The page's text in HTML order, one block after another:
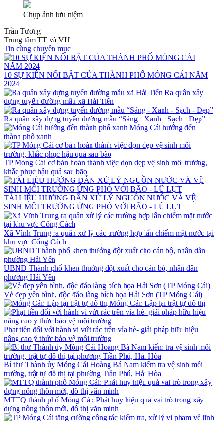
Chụp ảnh lưu niệm
Trần Tương
Trung tâm TT và VH
Tin cùng chuyên mục
10 SỰ KIỆN NỔI BẬT CỦA THÀNH PHỐ MÓNG CÁI NĂM
2024
Ra quân xây
dựng tuyến đường mẫu xã Hải Tiến
Ra quân xây dựng tuyến đường mẫu “Sáng - Xanh - Sạch - Đẹp”
Móng Cái hướng đến
thành phố xanh
TP Móng Cái cơ bản hoàn thành việc dọn dẹp vệ sinh môi trường,
khắc phục hậu quả sau bão
TÀI LIỆU HƯỚNG DẪN XỬ LÝ NGUỒN NƯỚC VÀ VỆ
SINH MÔI TRƯỜNG ỨNG PHÓ VỚI BÃO - LŨ LỤT
Xã Vĩnh Trung ra quân xử lý các trường hợp lấn chiếm mặt nước tại
khu vực Cống Cách
UBND Thành phố khen thưởng đột xuất cho cán bộ, nhân dân
phường Hải Yên
Vẻ đẹp yên bình, độc đáo làng bích họa Hải Sơn (TP Móng Cái)
Móng Cái: Lập lại trật tự đô thị
Phạt tiền đối với hành vi vứt rác trên vỉa hè- giải pháp hữu hiệu
nâng cao ý thức bảo vệ môi trường
Bí thư Thành ủy Móng Cái Hoàng Bá Nam kiểm tra vệ sinh môi
trường, trật tự đô thị tại phường Trần Phú, Hải Hòa
MTTQ thành phố Móng Cái: Phát huy hiệu quả vai trò trong xây
dựng nông thôn mới, đô thị văn minh